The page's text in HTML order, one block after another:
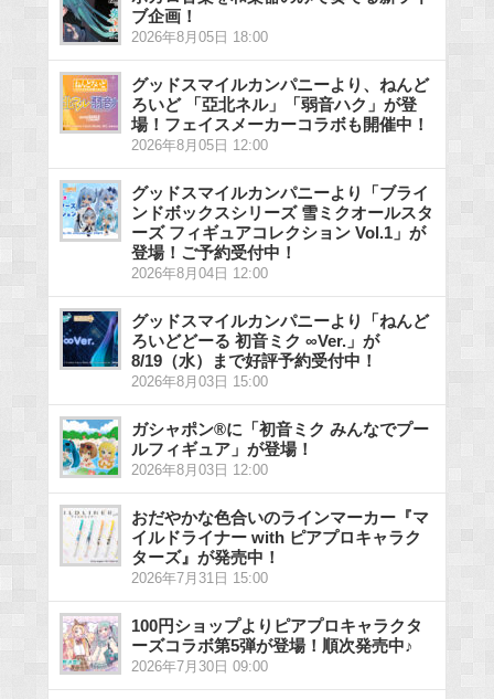
ブ企画！
2026年8月05日 18:00
グッドスマイルカンパニーより、ねんど
ろいど 「亞北ネル」「弱音ハク」が登
場！フェイスメーカーコラボも開催中！
2026年8月05日 12:00
グッドスマイルカンパニーより「ブライ
ンドボックスシリーズ 雪ミクオールスタ
ーズ フィギュアコレクション Vol.1」が
登場！ご予約受付中！
2026年8月04日 12:00
グッドスマイルカンパニーより「ねんど
ろいどどーる 初音ミク ∞Ver.」が
8/19（水）まで好評予約受付中！
2026年8月03日 15:00
ガシャポン®に「初音ミク みんなでプー
ルフィギュア」が登場！
2026年8月03日 12:00
おだやかな色合いのラインマーカー『マ
イルドライナー with ピアプロキャラク
ターズ』が発売中！
2026年7月31日 15:00
100円ショップよりピアプロキャラクタ
ーズコラボ第5弾が登場！順次発売中♪
2026年7月30日 09:00